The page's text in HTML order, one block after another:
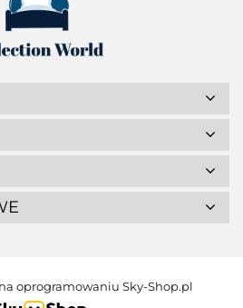
oprogramowaniu Sky-Shop.pl